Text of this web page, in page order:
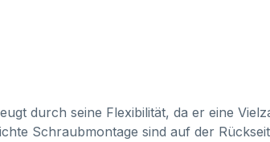
durch seine Flexibilität, da er eine
Schraubmontage sind auf der